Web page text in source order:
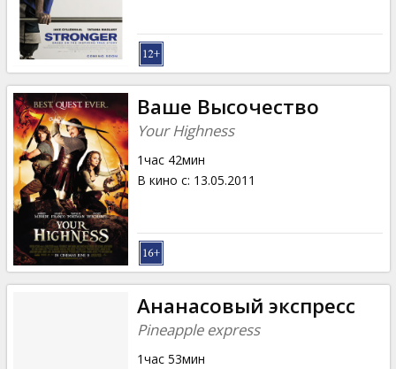
Ваше Высочество
Your Highness
1час 42мин
В кино с: 13.05.2011
Ананасовый экспресс
Pineapple express
1час 53мин